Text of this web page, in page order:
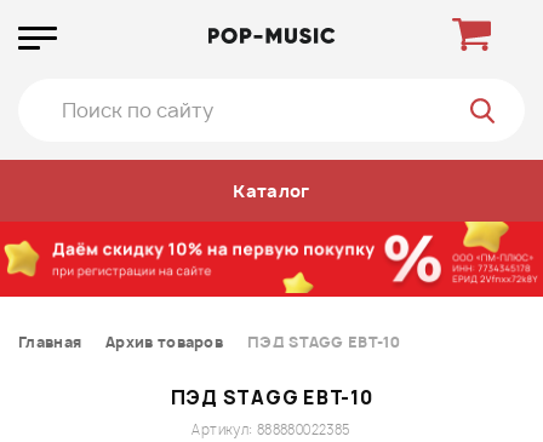
Каталог
Главная Архив товаров ПЭД STAGG EBT-10
ПЭД STAGG EBT-10
Артикул: 888880022385